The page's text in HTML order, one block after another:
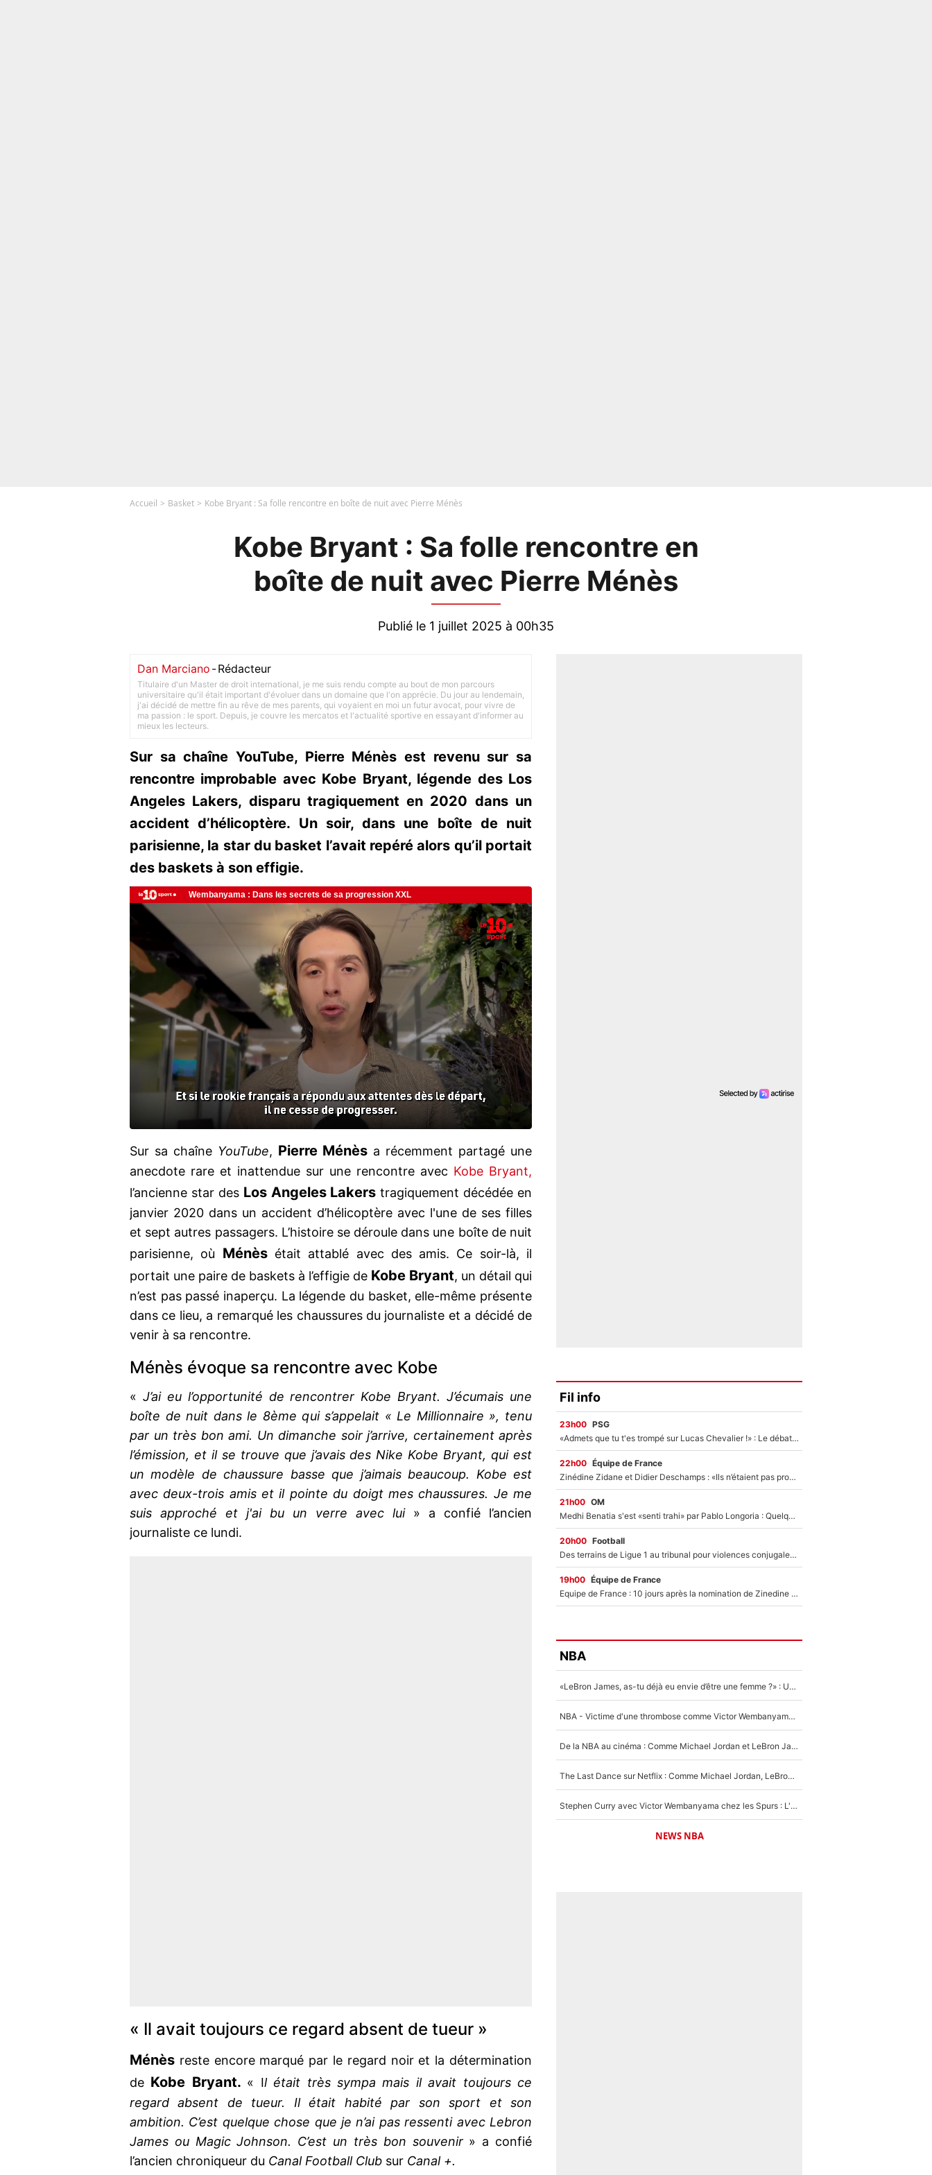
Accueil Basket Kobe Bryant : Sa folle rencontre en boîte de nuit avec Pierre Ménès
Kobe Bryant : Sa folle rencontre en
boîte de nuit avec Pierre Ménès
Publié le 1 juillet 2025 à 00h35
Dan Marciano -Rédacteur
Titulaire d'un Master de droit international, je me suis rendu compte au bout de mon parcours
universitaire qu'il était important d'évoluer dans un domaine que l'on apprécie. Du jour au lendemain,
j'ai décidé de mettre fin au rêve de mes parents, qui voyaient en moi un futur avocat, pour vivre de
ma passion : le sport. Depuis, je couvre les mercatos et l'actualité sportive en essayant d'informer au
mieux les lecteurs.
Sur sa chaîne YouTube, Pierre Ménès est revenu sur sa
rencontre improbable avec Kobe Bryant, légende des Los
Angeles Lakers, disparu tragiquement en 2020 dans un
accident d’hélicoptère. Un soir, dans une boîte de nuit
parisienne, la star du basket l’avait repéré alors qu’il portait
des baskets à son effigie.
Sur sa chaîneYouTube, Pierre Ménès a récemment partagé une
anecdote rare et inattendue sur une rencontre avec Kobe Bryant,
l’ancienne star desLos Angeles Lakers tragiquement décédée en
janvier 2020 dans un accident d’hélicoptère avec l'une de ses filles
et sept autres passagers. L’histoire se déroule dans une boîte de nuit
parisienne, où
Ménèsétait attablé avec des amis. Ce soir-là, il
portait une paire de baskets à l’effigie de Kobe Bryant, un détail qui
n’est pas passé inaperçu. La légende du basket, elle-même présente
dans ce lieu, a remarqué les chaussures du journaliste et a décidé de
venir à sa rencontre.
Ménès évoque sa rencontre avec Kobe
« J’ai eu l’opportunité de rencontrer Kobe Bryant. J’écumais une
boîte de nuit dans le 8ème qui s’appelait « Le Millionnaire », tenu
par un très bon ami. Un dimanche soir j’arrive, certainement après
l’émission, et il se trouve que j’avais des Nike Kobe Bryant, qui est
un modèle de chaussure basse que j’aimais beaucoup. Kobe est
avec deux-trois amis et il pointe du doigt mes chaussures. Je me
suis approché et j'ai bu un verre avec lui » a confié l’ancien
journaliste ce lundi.
« Il avait toujours ce regard absent de tueur »
Ménès reste encore marqué par le regard noir et la détermination
de Kobe Bryant. « Il était très sympa mais il avait toujours ce
regard absent de tueur. Il était habité par son sport et son
ambition. C’est quelque chose que je n’ai pas ressenti avec Lebron
James ou Magic Johnson. C’est un très bon souvenir » a confié
l’ancien chroniqueur du Canal Football Club sur Canal +.
Fil info
23h00 PSG
«Admets que tu t'es trompé sur Lucas Chevalier !» : Le débat sur le gardien du PSG vire au clash à l'After Foot
22h00 Équipe de France
Zinédine Zidane et Didier Deschamps : «Ils n’étaient pas proches», les confidences d’un membre de l’équipe de France 1998 sur leur relation spéciale
21h00 OM
Medhi Benatia s'est «senti trahi» par Pablo Longoria : Quelques semaines après son départ, l'ancien directeur de football de l'OM règle ses comptes
20h00 Football
Des terrains de Ligue 1 au tribunal pour violences conjugales : Un arbitre français encourt une peine de 18 mois de prison !
19h00 Équipe de France
Equipe de France : 10 jours après la nomination de Zinedine Zidane, c'est au tour de son fils de prendre un nouveau départ !
NBA
«LeBron James, as-tu déjà eu envie d’être une femme ?» : Un dérapage de Donald Trump sur la superstar de la NBA refait surface
NBA - Victime d'une thrombose comme Victor Wembanyama, Chris Bosh prévient le Français des risques sur sa santé : «J’ai failli mourir sur le coup et j’ai été ramené à la vie»
De la NBA au cinéma : Comme Michael Jordan et LeBron James, Victor Wembanyama rêve d'une carrière d'acteur !
The Last Dance sur Netflix : Comme Michael Jordan, LeBron James va avoir le droit à sa série !
Stephen Curry avec Victor Wembanyama chez les Spurs : L'idée d'un trade historique est lancée en NBA !
NEWS NBA